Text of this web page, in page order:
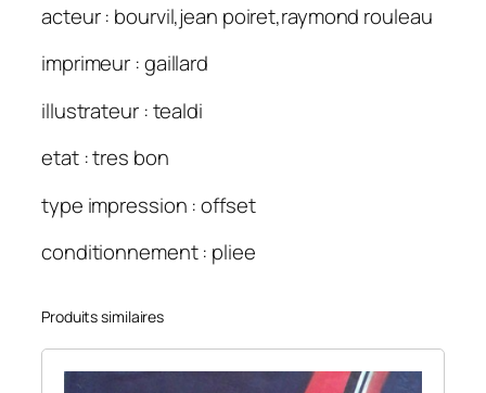
acteur : bourvil,jean poiret,raymond rouleau
imprimeur : gaillard
illustrateur : tealdi
etat : tres bon
type impression : offset
conditionnement : pliee
Produits similaires